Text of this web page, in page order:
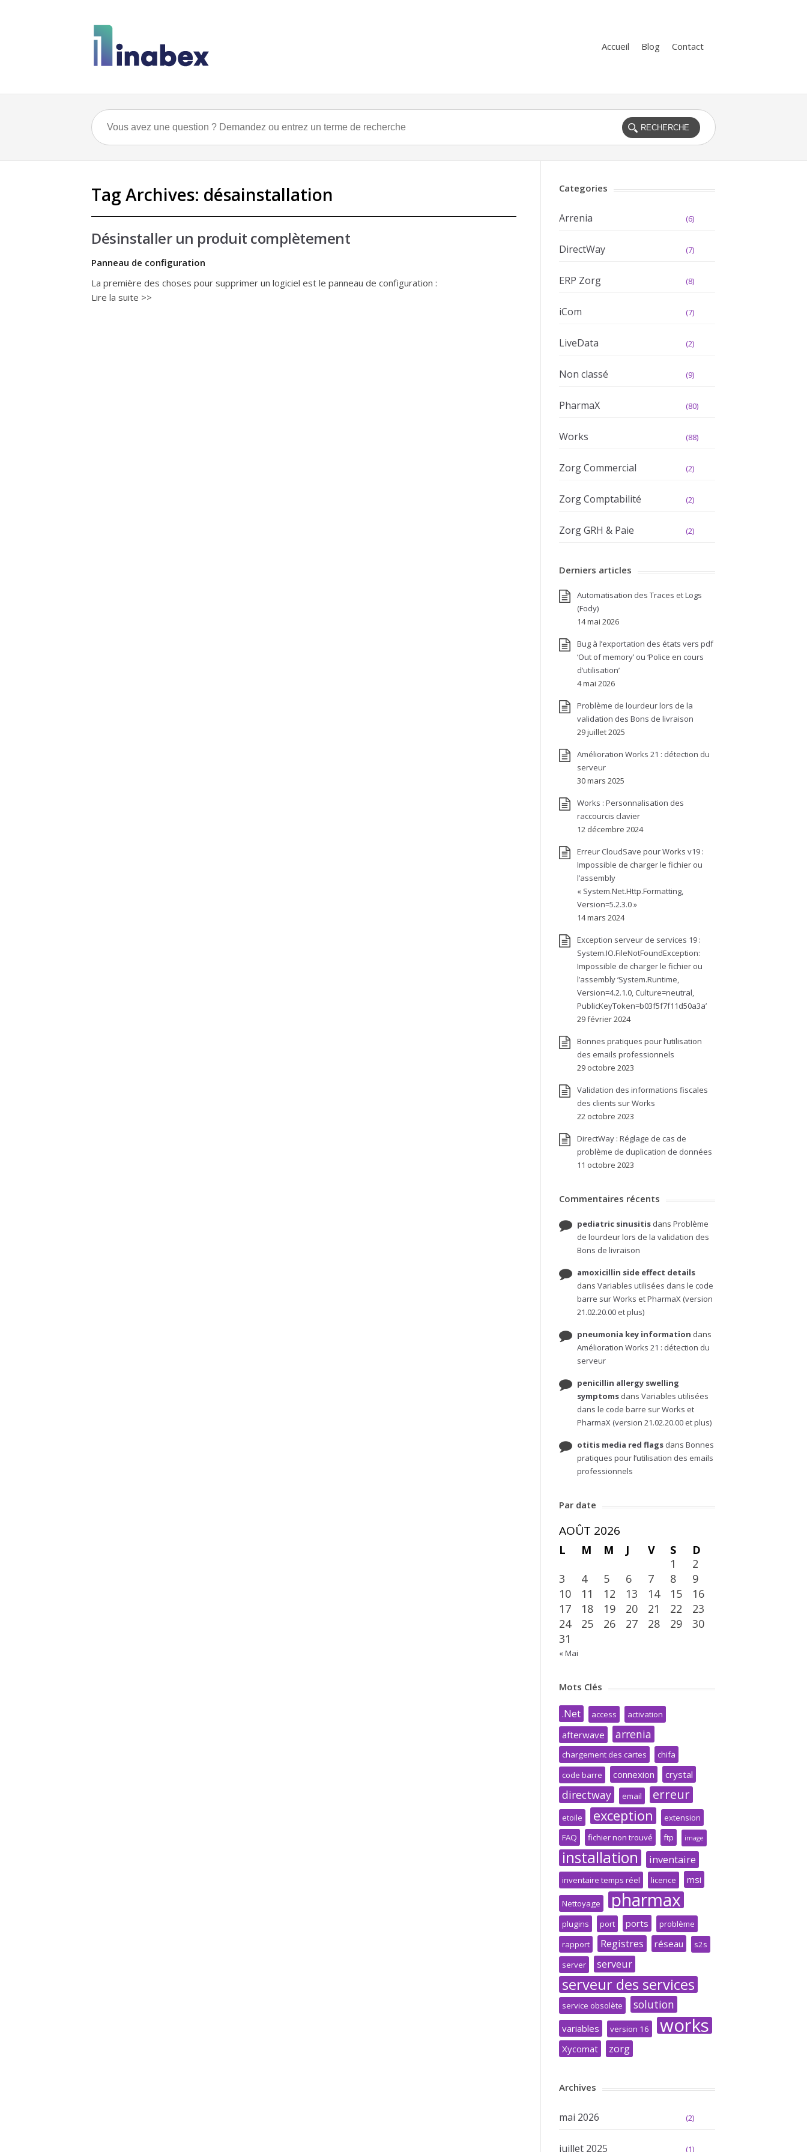
Accueil Blog Contact
Tag Archives: désainstallation
Désinstaller un produit complètement
Panneau de configuration
La première des choses pour supprimer un logiciel est le panneau de configuration :
Lire la suite >>
Categories
Arrenia (6)
DirectWay (7)
ERP Zorg (8)
iCom (7)
LiveData (2)
Non classé (9)
PharmaX (80)
Works (88)
Zorg Commercial (2)
Zorg Comptabilité (2)
Zorg GRH & Paie (2)
Derniers articles
Automatisation des Traces et Logs
(Fody)
14 mai 2026
Bug à l’exportation des états vers pdf
‘Out of memory’ ou ‘Police en cours
d’utilisation’
4 mai 2026
Problème de lourdeur lors de la
validation des Bons de livraison
29 juillet 2025
Amélioration Works 21 : détection du
serveur
30 mars 2025
Works : Personnalisation des
raccourcis clavier
12 décembre 2024
Erreur CloudSave pour Works v19 :
Impossible de charger le fichier ou
l’assembly
« System.Net.Http.Formatting,
Version=5.2.3.0 »
14 mars 2024
Exception serveur de services 19 :
System.IO.FileNotFoundException:
Impossible de charger le fichier ou
l’assembly ‘System.Runtime,
Version=4.2.1.0, Culture=neutral,
PublicKeyToken=b03f5f7f11d50a3a’
29 février 2024
Bonnes pratiques pour l’utilisation
des emails professionnels
29 octobre 2023
Validation des informations fiscales
des clients sur Works
22 octobre 2023
DirectWay : Réglage de cas de
problème de duplication de données
11 octobre 2023
Commentaires récents
pediatric sinusitisdans Problème
de lourdeur lors de la validation des
Bons de livraison
amoxicillin side effect details
dans Variables utilisées dans le code
barre sur Works et PharmaX (version
21.02.20.00 et plus)
pneumonia key information dans
Amélioration Works 21 : détection du
serveur
penicillin allergy swelling
symptomsdans Variables utilisées
dans le code barre sur Works et
PharmaX (version 21.02.20.00 et plus)
otitis media red flagsdans Bonnes
pratiques pour l’utilisation des emails
professionnels
Par date
AOÛT 2026
L M M J V S
D
1
2
3
4 5 6 7 8
9
10
11 12 13 14 15
16
17
18 19 20 21 22
23
24
25 26 27 28 29
30
31
« Mai
Mots Clés
.Net access activation
afterwave arrenia
chargement des cartes
chifa
code barre
connexion crystal
directway email erreur
etoile exception
extension
FAQ
fichier non trouvé ftp image
installation inventaire
inventaire temps réel licence msi
Nettoyage pharmax
plugins port ports
problème
rapport
Registres réseau
s2s
server
serveur
serveur des services
service obsolète solution
variables version 16 works
Xycomat zorg
Archives
mai 2026 (2)
juillet 2025 (1)